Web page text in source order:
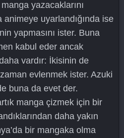
yazacaklarını
uyarlandığında ise
yapmasını ister. Buna
kabul eder ancak
vardır: İkisinin de
evlenmek ister. Azuki
buna da evet der.
manga çizmek için bir
daha yakın
bir mangaka olma